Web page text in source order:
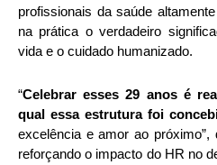
profissionais da saúde
na prática o verdadeiro
vida e o cuidado humanizado.
“Celebrar esses 29 anos é
qual essa estrutura foi
excelência e amor ao próximo”,
reforçando o impacto do HR no